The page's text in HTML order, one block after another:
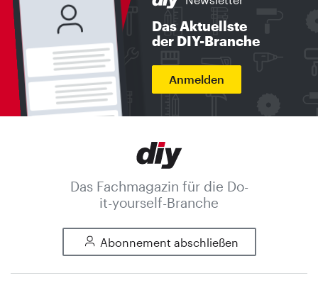
Das Aktuellste
der DIY-Branche
Anmelden
Das Fachmagazin für die Do-
it-yourself-Branche
Abonnement abschließen